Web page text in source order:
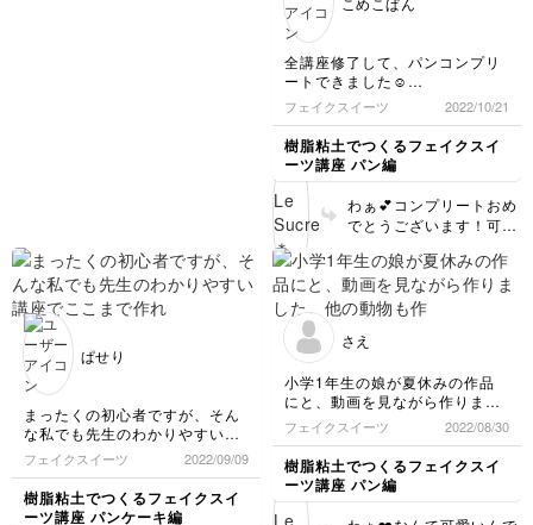
いですよね。経験者でも
者の方でここまでできた
ら本当に素晴らしいです
😊 私が一番最初に作っ
たいちごなんて、酷すぎ
て、とても人に見せられ
るレベルじゃなかったで
すから😆笑 上達する一
番の方法は、何度も何度
も練習してみることで
す。失敗を重ねるごとに
自分の手の癖も分かって
くるので、それを自分な
りに修正していく内に、
だんだんコツが掴めるよ
うになると思います💕
ぎた」ということです
が、この「穴」というの
は、爪楊枝をさしていた
穴のことでしょうか。も
し爪楊枝を深く入れ過ぎ
て、断面の溝が深すぎる
ということでしたら、余
っている粘土で穴埋めを
全講座修了して、パンコンプリ
ートできました☺️
単体でも可愛いですが、勢揃い
すると本当に可愛くてテンショ
ン上がります💕初めての道具や
表現も多くて、飽きずに一気に
作成できました！子どもの反応
が楽しみです✨今回も楽しいレ
ッスンをありがとうございまし
た！
フェイクスイーツ 2022/10/21
樹脂粘土でつくるフェイクスイ
ーツ講座 パン編
わぁ💕コンプリートおめ
でとうございます！可愛
け揃うと圧巻ですね❤️
一つ一つが丁寧に作られ
ていて、どのパンも愛情
るのが分かります😊 お
作ってくれた物」という
のは特別ですよね💕 お
子さんの喜んでいるお顔
が目に浮かびます✨勝手
に想像して、ほっこり幸
せな気持ちになりました
ぱせり
まったくの初心者ですが、そん
な私でも先生のわかりやすい講
座でここまで作れるのか！と感
動しました。
彩色も造形もまだまだですが、
とても楽しく作ることができま
フェイクスイーツ 2022/09/09
樹脂粘土でつくるフェイクスイ
ーツ講座 パンケーキ編
さえ
小学1年生の娘が夏休みの作品
にと、動画を見ながら作りまし
た。他の動物も作ってみたいと
楽しそうに作っていました。分
かりやすい説明だったので、安
心して隣で見ていられました。
フェイクスイーツ 2022/08/30
樹脂粘土でつくるフェイクスイ
ーツ講座 パン編